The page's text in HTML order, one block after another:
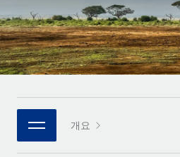
HR을 워크플로에 매끄럽게 통합
플랫폼
팀을 위한 통합된 핵심 HR 기능
엔터프라이즈
대기업을 위한 글로벌 HR
전략적 기술 파트너
플랫폼에 글로벌 HR을 유연하게 통
HR 용어집
체크리스트 및 템플릿
웨비나
이벤트
Italiano
Português (Portugal)
한국어
개요